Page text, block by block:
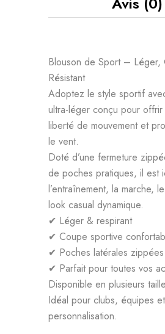
Blouson de Sport – Léger,
Résistant
Adoptez le style sportif
ultra-léger conçu pour
liberté de mouvement et
le vent.
Doté d’une fermeture
de poches pratiques, il est
l’entraînement, la marche,
look casual dynamique.
✔ Léger & respirant
✔ Coupe sportive
✔ Poches latérales zippées
✔ Parfait pour toutes vos
Disponible en plusieurs
Idéal pour clubs, équipes et
personnalisation.